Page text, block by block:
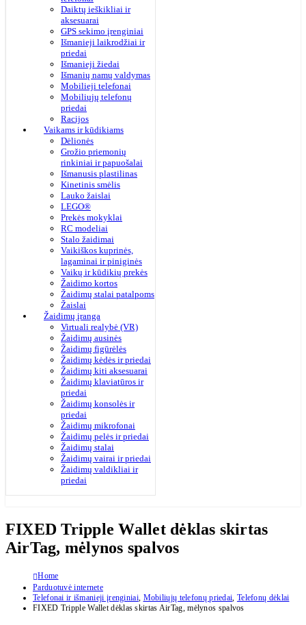
Daiktų ieškikliai ir
aksesuarai
GPS sekimo įrenginiai
Išmanieji laikrodžiai ir
priedai
Išmanieji žiedai
Išmanių namų valdymas
Mobilieji telefonai
Mobiliųjų telefonų
priedai
Racijos
Vaikams ir kūdikiams
Dėlionės
Grožio priemonių
rinkiniai ir papuošalai
Išmanusis plastilinas
Kinetinis smėlis
Lauko žaislai
LEGO®
Prekės mokyklai
RC modeliai
Stalo žaidimai
Vaikiškos kuprinės,
lagaminai ir piniginės
Vaikų ir kūdikių prekės
Žaidimo kortos
Žaidimų stalai patalpoms
Žaislai
Žaidimų įranga
Virtuali realybė (VR)
Žaidimų ausinės
Žaidimų figūrėlės
Žaidimų kėdės ir priedai
Žaidimų kiti aksesuarai
Žaidimų klaviatūros ir
priedai
Žaidimų konsolės ir
priedai
Žaidimų mikrofonai
Žaidimų pelės ir priedai
Žaidimų stalai
Žaidimų vairai ir priedai
Žaidimų valdikliai ir
priedai
FIXED Tripple Wallet dėklas skirtas
AirTag, mėlynos spalvos
Home
Parduotuvė internete
Telefonai ir išmanieji įrenginiai, Mobiliųjų telefonų priedai, Telefonų dėklai
FIXED Tripple Wallet dėklas skirtas AirTag, mėlynos spalvos